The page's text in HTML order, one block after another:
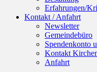
Erfahrungen/
Kontakt / Anfahrt
Newsletter
Gemeindebüro
Spendenkonto
Kontakt
Anfahrt